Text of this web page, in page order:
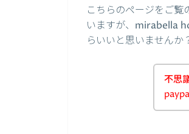
こちらのページをご
いますが、mirabella
らいいと思いませんか
不思